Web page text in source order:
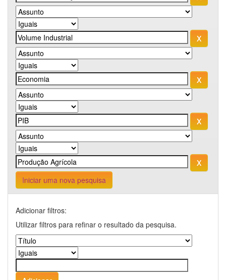
Iniciar uma nova pesquisa
Adicionar filtros:
Utilizar filtros para refinar o resultado da pesquisa.